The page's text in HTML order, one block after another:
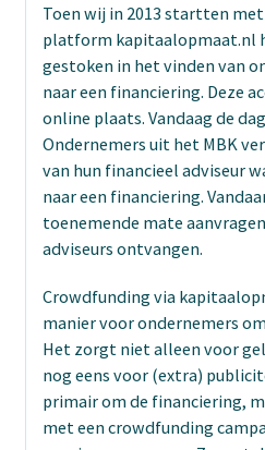
Toen wij in 2013 startten
platform kapitaalopmaat.nl
gestoken in het vinden van
naar een financiering. Deze
online plaats. Vandaag de
Ondernemers uit het MBK
van hun financieel adviseur
naar een financiering.
toenemende mate
adviseurs ontvangen.
Crowdfunding via
manier voor ondernemers
Het zorgt niet alleen voor
nog eens voor (extra)
primair om de financiering,
met een crowdfunding